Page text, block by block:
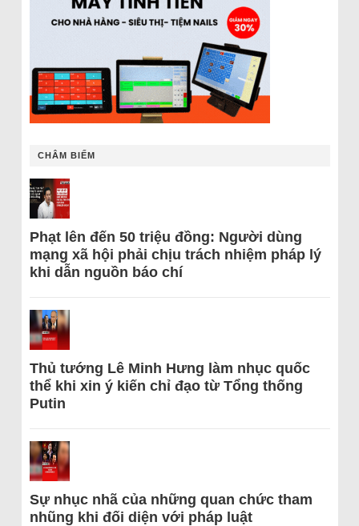
CHÂM BIẾM
Phạt lên đến 50 triệu đồng: Người dùng
mạng xã hội phải chịu trách nhiệm pháp lý
khi dẫn nguồn báo chí
Thủ tướng Lê Minh Hưng làm nhục quốc
thể khi xin ý kiến chỉ đạo từ Tổng thống
Putin
Sự nhục nhã của những quan chức tham
nhũng khi đối diện với pháp luật